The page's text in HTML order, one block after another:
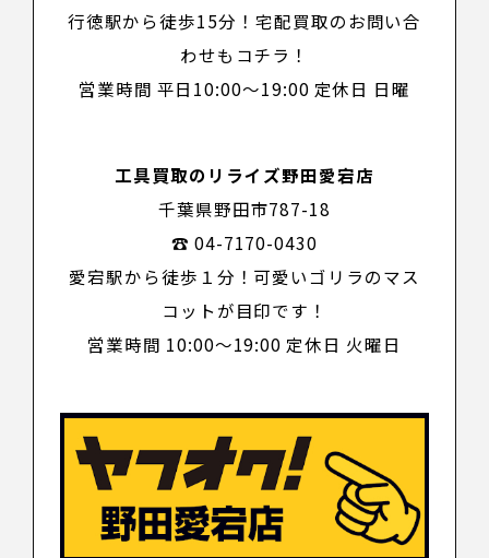
行徳駅から徒歩15分！宅配買取のお問い合
わせもコチラ！
営業時間 平日10:00～19:00 定休日 日曜
工具買取のリライズ野田愛宕店
千葉県野田市787-18
☎ 04-7170-0430
愛宕駅から徒歩１分！可愛いゴリラのマス
コットが目印です！
営業時間 10:00～19:00 定休日 火曜日